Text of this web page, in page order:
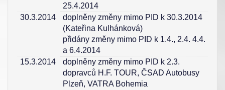
25.4.2014
30.3.2014
doplněny změny mimo PID k 30.3.2014
(Kateřina Kulhánková)
přidány změny mimo PID k 1.4., 2.4. 4.4.
a 6.4.2014
15.3.2014
doplněny změny mimo PID k 2.3.
dopravců H.F. TOUR, ČSAD Autobusy
Plzeň, VATRA Bohemia